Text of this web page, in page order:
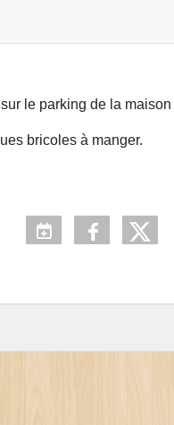
le parking de la
bricoles à manger.